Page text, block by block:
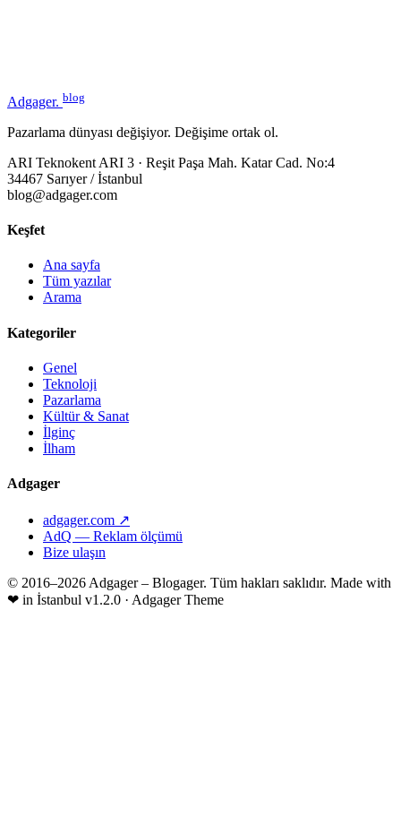
Adgager. blog
Pazarlama dünyası değişiyor. Değişime ortak ol.
ARI Teknokent ARI 3 · Reşit Paşa Mah. Katar Cad. No:4
34467 Sarıyer / İstanbul
blog@adgager.com
Keşfet
Ana sayfa
Tüm yazılar
Arama
Kategoriler
Genel
Teknoloji
Pazarlama
Kültür & Sanat
İlginç
İlham
Adgager
adgager.com ↗
AdQ — Reklam ölçümü
Bize ulaşın
© 2016–2026 Adgager – Blogager. Tüm hakları saklıdır. Made with
❤ in İstanbul v1.2.0 · Adgager Theme